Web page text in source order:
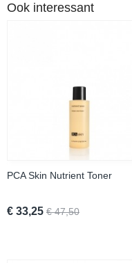
Ook interessant
PCA Skin Nutrient Toner
€ 33,25 € 47,50